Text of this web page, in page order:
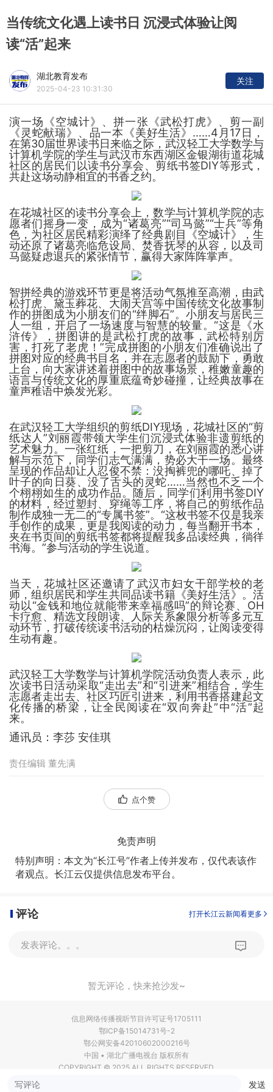
当传统文化遇上读书日 沉浸式体验让阅
读“活”起来
湖北教育发布
2025-04-23 10:31:30
关注
演一场《空城计》、拼一张《武松打虎》、剪一副
《灵蛇献瑞》、品一本《美好生活》……4月17日，
在第30届世界读书日来临之际，武汉轻工大学数学与
计算机学院的学生与武汉市东西湖区金银湖街道花城
社区的居民们以读书分享会、剪纸书签DIY等形式，
共赴这场动静相宜的书香之约。
在花城社区的读书分享会上，数学与计算机学院的志
愿者们摇身一变，成为“诸葛亮”“司马懿”“士兵”等角
色，为社区居民精彩演绎了经典剧目《空城计》，生
动还原了诸葛亮临危设局、焚香抚琴的从容，以及司
马懿疑虑退兵的紧张情节，赢得大家阵阵掌声。
智拼经典的游戏环节更是将活动气氛推至高潮，由武
松打虎、黛玉葬花、大闹天宫等中国传统文化故事制
作的拼图成为小朋友们的“绊脚石”。小朋友与居民三
人一组，开启了一场速度与智慧的较量。“这是《水
浒传》，拼图讲的是武松打虎的故事，武松特别厉
害，打死了老虎！”完成拼图的小朋友们准确说出了
拼图对应的经典书目名，并在志愿者的鼓励下，勇敢
上台，向大家讲述着拼图中的故事场景，稚嫩童趣的
语言与传统文化的厚重底蕴奇妙碰撞，让经典故事在
童声稚语中焕发光彩。
在武汉轻工大学组织的剪纸DIY现场，花城社区的“剪
纸达人”刘丽霞带领大学生们沉浸式体验非遗剪纸的
艺术魅力。一张红纸，一把剪刀，在刘丽霞的悉心讲
解与示范下，同学们志气满满，势必大干一场。最终
呈现的作品却让人忍俊不禁：没掏裤兜的哪吒、掉了
叶子的向日葵、没了舌头的灵蛇……当然也不乏一个
个栩栩如生的成功作品。随后，同学们利用书签DIY
的材料，经过塑封、穿绳等工序，将自己的剪纸作品
制作成独一无二的“专属书签”。“这枚书签不仅是我亲
手创作的成果，更是我阅读的动力，每当翻开书本，
夹在书页间的剪纸书签都将提醒我多品读经典，徜徉
书海。”参与活动的学生说道。
当天，花城社区还邀请了武汉市妇女干部学校的老
师，组织居民和学生共同品读书籍《美好生活》。活
动以“金钱和地位就能带来幸福感吗”的辩论赛、OH
卡疗愈、精选文段朗读、人际关系象限分析等多元互
动环节，打破传统读书活动的枯燥沉闷，让阅读变得
生动有趣。
武汉轻工大学数学与计算机学院活动负责人表示，此
次读书日活动采取“走出去”和“引进来”相结合，学生
志愿者走出去、社区巧匠引进来，利用书香搭建起文
化传播的桥梁，让全民阅读在“双向奔赴”中“活”起
来。
通讯员： 李莎 安佳琪
责任编辑 董先满
点个赞
免责声明
特别声明：本文为“长江号”作者上传并发布，仅代表该作
者观点。长江云仅提供信息发布平台。
评论 打开长江云新闻看更多
发表评论。。。
暂无评论，快来抢沙发~
发送
信息网络传播视听节目许可证号1705111
鄂ICP备15014731号-2
鄂公网安备42010602000216号
中国 • 湖北广播电视台 版权所有
COPYRIGHT © 2025 ALL RIGHTS RESERVED.